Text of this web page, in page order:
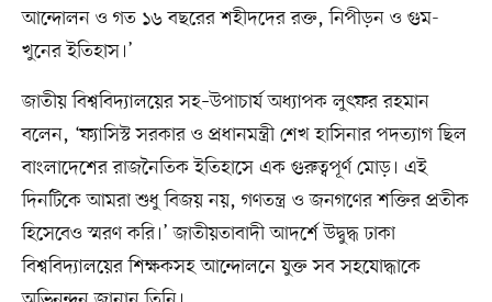
আন্দোলন ও গত ১৬ বছরের শহীদদের রক্ত, নিপীড়ন ও গুম-
খুনের ইতিহাস।’
জাতীয় বিশ্ববিদ্যালয়ের সহ–উপাচার্য অধ্যাপক লুৎফর রহমান
বলেন, ‘ফ্যাসিস্ট সরকার ও প্রধানমন্ত্রী শেখ হাসিনার পদত্যাগ ছিল
বাংলাদেশের রাজনৈতিক ইতিহাসে এক গুরুত্বপূর্ণ মোড়। এই
দিনটিকে আমরা শুধু বিজয় নয়, গণতন্ত্র ও জনগণের শক্তির প্রতীক
হিসেবেও স্মরণ করি।’ জাতীয়তাবাদী আদর্শে উদ্বুদ্ধ ঢাকা
বিশ্ববিদ্যালয়ের শিক্ষকসহ আন্দোলনে যুক্ত সব সহযোদ্ধাকে